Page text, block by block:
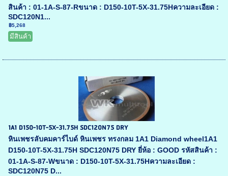
สินค้า : 01-1A-S-87-Rขนาด : D150-10T-5X-31.75Hความละเอียด :
SDC120N1...
฿5,268
มีสินค้า
1A1 D150-10T-5X-31.75H SDC120N75 DRY
หินเพชรลับคมคาร์ไบด์ หินเพชร ทรงกลม 1A1 Diamond wheel1A1
D150-10T-5X-31.75H SDC120N75 DRY ยี่ห้อ : GOOD รหัสสินค้า :
01-1A-S-87-Wขนาด : D150-10T-5X-31.75Hความละเอียด :
SDC120N75 D...